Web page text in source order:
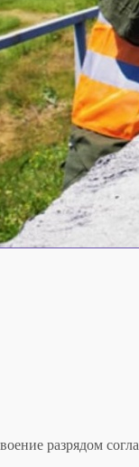
разрядом